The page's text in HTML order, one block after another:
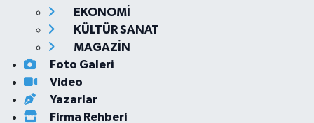
EKONOMİ
KÜLTÜR SANAT
MAGAZİN
Foto Galeri
Video
Yazarlar
Firma Rehberi